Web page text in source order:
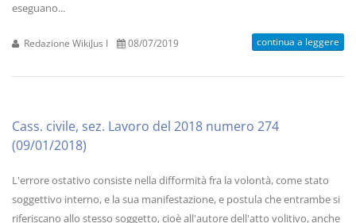
eseguano...
Redazione WikiJus I 08/07/2019 continua a leggere
Cass. civile, sez. Lavoro del 2018 numero 274
(09/01/2018)
L'errore ostativo consiste nella difformità fra la volontà, come stato
soggettivo interno, e la sua manifestazione, e postula che entrambe si
riferiscano allo stesso soggetto, cioè all'autore dell'atto volitivo, anche